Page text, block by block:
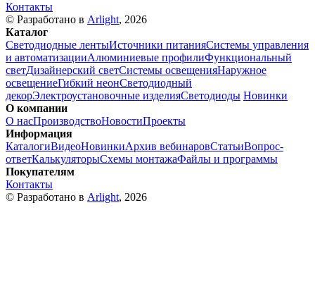
Контакты
© Разработано в Arlight, 2026
Каталог
Светодиодные лентыИсточники питанияСистемы управления
и автоматизацииАлюминиевые профилиФункциональный
светДизайнерский светСистемы освещенияНаружное
освещениеГибкий неонСветодиодный
декорЭлектроустановочные изделияСветодиоды Новинки
О компании
О насПроизводствоНовостиПроекты
Информация
КаталогиВидеоНовинкиАрхив вебинаровСтатьиВопрос-
ответКалькуляторыСхемы монтажаФайлы и программы
Покупателям
Контакты
© Разработано в Arlight, 2026